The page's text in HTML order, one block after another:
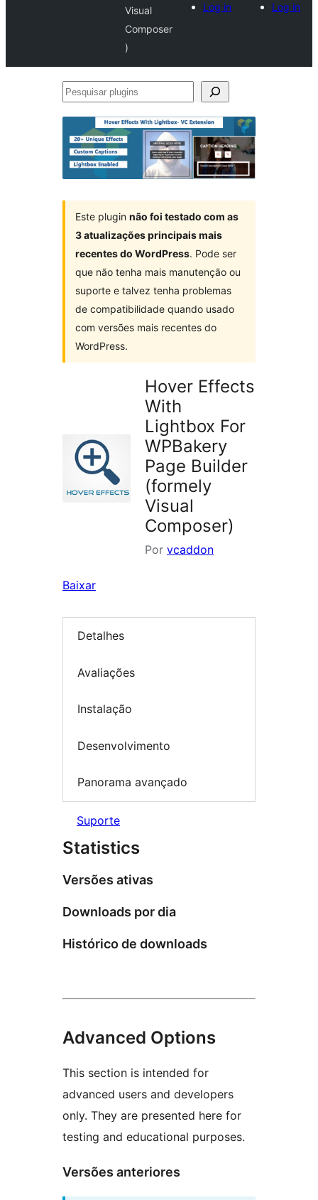
Visual
Composer
)
Log in
Log in
Pesquisar
Este plugin não foi testado com as
3 atualizações principais mais
recentes do WordPress. Pode ser
que não tenha mais manutenção ou
suporte e talvez tenha problemas
de compatibilidade quando usado
com versões mais recentes do
WordPress.
Hover Effects
With
Lightbox For
WPBakery
Page Builder
(formely
Visual
Composer)
Por vcaddon
Baixar
Detalhes
Avaliações
Instalação
Desenvolvimento
Panorama avançado
Suporte
Statistics
Versões ativas
Downloads por dia
Histórico de downloads
Advanced Options
This section is intended for
advanced users and developers
only. They are presented here for
testing and educational purposes.
Versões anteriores